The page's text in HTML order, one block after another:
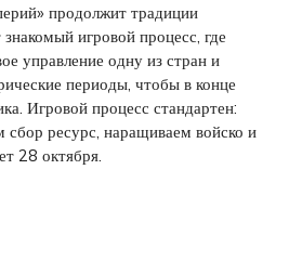
продолжит традиции
игровой процесс, где
управление одну из стран и
периоды, чтобы в конце
Игровой процесс стандартен:
сбор ресурс, наращиваем войско и
28 октября.